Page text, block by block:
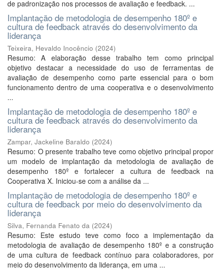
de padronização nos processos de avaliação e feedback. ...
Implantação de metodologia de desempenho 180º e
cultura de feedback através do desenvolvimento da
liderança
Teixeira, Hevaldo Inocêncio (2024)
Resumo: A elaboração desse trabalho tem como principal
objetivo destacar a necessidade do uso de ferramentas de
avaliação de desempenho como parte essencial para o bom
funcionamento dentro de uma cooperativa e o desenvolvimento
...
Implantação de metodologia de desempenho 180º e
cultura de feedback através do desenvolvimento da
liderança
Zampar, Jackeline Baraldo (2024)
Resumo: O presente trabalho teve como objetivo principal propor
um modelo de implantação da metodologia de avaliação de
desempenho 180º e fortalecer a cultura de feedback na
Cooperativa X. Iniciou-se com a análise da ...
Implantação de metodologia de desempenho 180º e
cultura de feedback por meio do desenvolvimento da
liderança
Silva, Fernanda Fenato da (2024)
Resumo: Este estudo teve como foco a implementação da
metodologia de avaliação de desempenho 180º e a construção
de uma cultura de feedback contínuo para colaboradores, por
meio do desenvolvimento da liderança, em uma ...